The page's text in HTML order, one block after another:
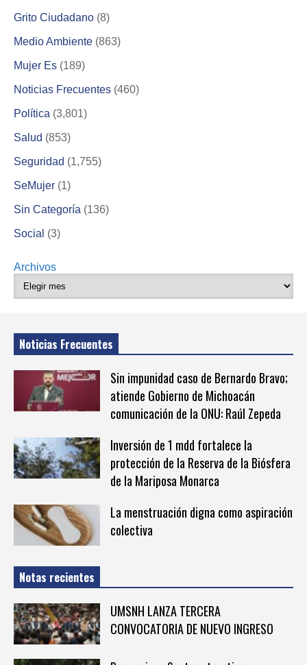
Grito Ciudadano (8)
Medio Ambiente (863)
Mujer Es (189)
Noticias Frecuentes (460)
Política (3,801)
Salud (853)
Seguridad (1,755)
SeMujer (1)
Sin Categoría (136)
Social (3)
Archivos
Noticias Frecuentes
Sin impunidad caso de Bernardo Bravo;
atiende Gobierno de Michoacán
comunicación de la ONU: Raúl Zepeda
Inversión de 1 mdd fortalece la
protección de la Reserva de la Biósfera
de la Mariposa Monarca
La menstruación digna como aspiración
colectiva
Notas recientes
UMSNH LANZA TERCERA
CONVOCATORIA DE NUEVO INGRESO